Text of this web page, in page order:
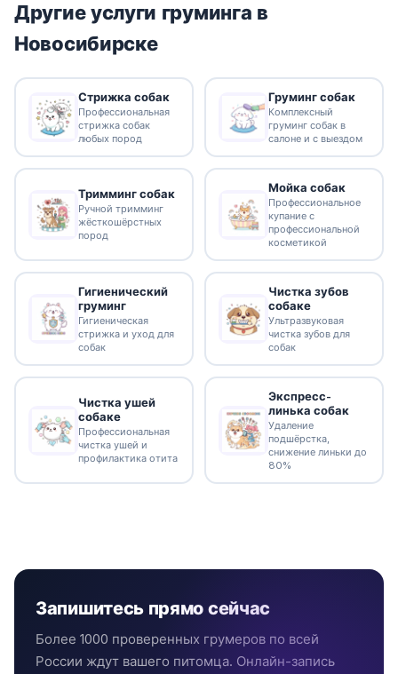
Другие услуги груминга в
Новосибирске
Стрижка собак
Профессиональная
стрижка собак
любых пород
Груминг собак
Комплексный
груминг собак в
салоне и с выездом
Тримминг собак
Ручной тримминг
жёсткошёрстных
пород
Мойка собак
Профессиональное
купание с
профессиональной
косметикой
Гигиенический
груминг
Гигиеническая
стрижка и уход для
собак
Чистка зубов
собаке
Ультразвуковая
чистка зубов для
собак
Чистка ушей
собаке
Профессиональная
чистка ушей и
профилактика отита
Экспресс-
линька собак
Удаление
подшёрстка,
снижение линьки до
80%
Запишитесь прямо сейчас
Более 1000 проверенных грумеров по всей
России ждут вашего питомца. Онлайн-запись